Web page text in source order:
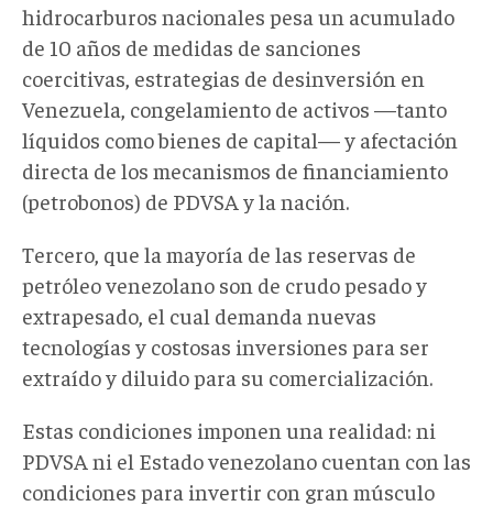
hidrocarburos nacionales pesa un acumulado
de 10 años de medidas de sanciones
coercitivas, estrategias de desinversión en
Venezuela, congelamiento de activos —tanto
líquidos como bienes de capital— y afectación
directa de los mecanismos de financiamiento
(petrobonos) de PDVSA y la nación.
Tercero, que la mayoría de las reservas de
petróleo venezolano son de crudo pesado y
extrapesado, el cual demanda nuevas
tecnologías y costosas inversiones para ser
extraído y diluido para su comercialización.
Estas condiciones imponen una realidad: ni
PDVSA ni el Estado venezolano cuentan con las
condiciones para invertir con gran músculo